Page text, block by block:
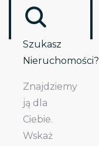
Szukasz
Nieruchomości?
Znajdziemy
ją dla
Ciebie.
Wskaż